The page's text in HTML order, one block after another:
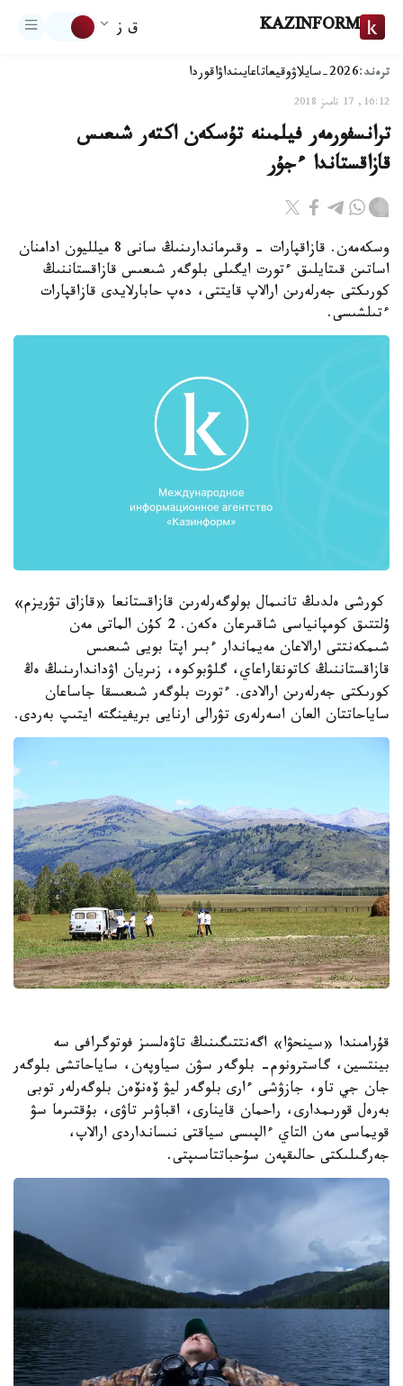
KAZINFORM ق ز
ترەند:2026-سايلاۋ وقيعاتاعايىنداۋاقوردا
16:12, 17 تامىز 2018
ترانسفورمەر فيلمىنە تۇسكەن اكتەر شىعىس
قازاقستاندا ءجۇر
وسكەمەن. قازاقپارات - وقىرماندارىنىڭ سانى 8 ميلليون ادامنان
اساتىن قىتايلىق ءتورت ايگىلى بلوگەر شىعىس قازاقستاننىڭ
كورىكتى جەرلەرىن ارالاپ قايتتى، دەپ حابارلايدى قازاقپارات
ءتىلشىسى.
كورشى ەلدىڭ تانىمال بولوگەرلەرىن قازاقستانعا «قازاق تۋريزم»
ۇلتتىق كومپانياسى شاقىرعان ەكەن. 2 كۇن الماتى مەن
شىمكەنتتى ارالاعان مەيماندار ءبىر اپتا بويى شىعىس
قازاقستاننىڭ كاتونقاراعاي، گلۋبوكوە، زىريان اۋداندارىنىڭ ەڭ
كورىكتى جەرلەرىن ارالادى. ءتورت بلوگەر شىعىسقا جاساعان
ساياحاتتان العان اسەرلەرى تۋرالى ارنايى بريفينگتە ايتىپ بەردى.
قۇرامىندا «سينحۋا» اگەنتتىگىنىڭ تاۋەلسىز فوتوگرافى سە
بينتسين، گاسترونوم- بلوگەر سۋن سياوپەن، ساياحاتشى بلوگەر
جان جي تاو، جازۋشى ءارى بلوگەر ليۋ ۆەنۆەن بلوگەرلەر توبى
بەرەل قورىمدارى، راحمان قاينارى، اقباۋىر تاۋى، بۇقتىرما سۋ
قويماسى مەن التاي ءالپىسى سياقتى نىسانداردى ارالاپ،
جەرگىلىكتى حالىقپەن سۇحباتتاسىپتى.